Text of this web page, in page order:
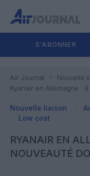
S'ABONNER
Air Journal
Nouvelle
Ryanair en Allemagne :
Nouvelle liaison
Low cost
RYANAIR EN
NOUVEAUTÉ